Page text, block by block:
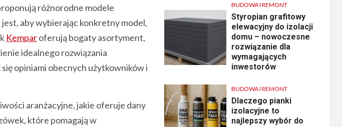
różnorodne modele
aby wybierając konkretny model,
Kemparoferują bogaty asortyment,
idealnego rozwiązania
opiniami obecnych użytkowników i
aranżacyjne, jakie oferuje dany
które pomagają w
BUDOWA I REMONT
Styropian grafitowy
elewacyjny do izolacji
domu – nowoczesne
rozwiązanie dla
wymagających
inwestorów
BUDOWA I REMONT
Dlaczego pianki
izolacyjne to
najlepszy wybór do